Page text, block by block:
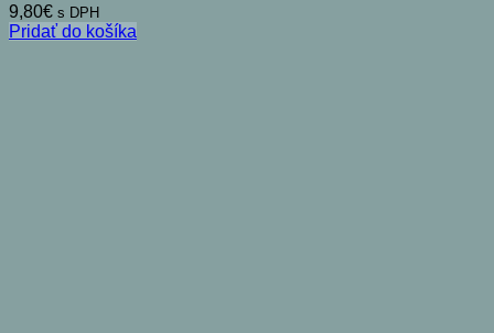
9,80€ s DPH
Pridať do košíka